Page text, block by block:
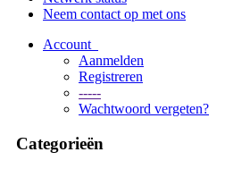
Neem contact op met ons
Account
Aanmelden
Registreren
-----
Wachtwoord vergeten?
Categorieën